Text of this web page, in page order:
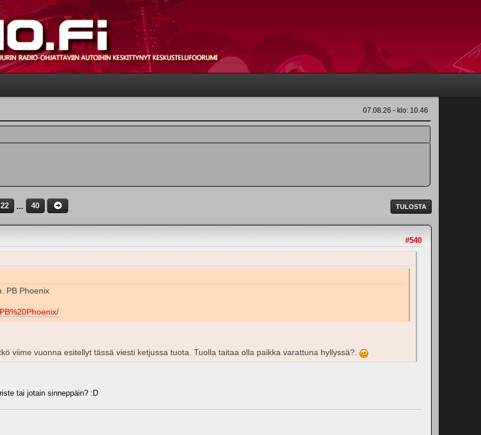
07.08.26 - klo: 10.46
TULOSTA
22 ... 40
#540
PB Phoenix
viime vuonna esitellyt tässä viesti ketjussa tuota. Tuolla taitaa olla paikka varattuna hyllyssä?.
tai jotain sinneppäin? :D